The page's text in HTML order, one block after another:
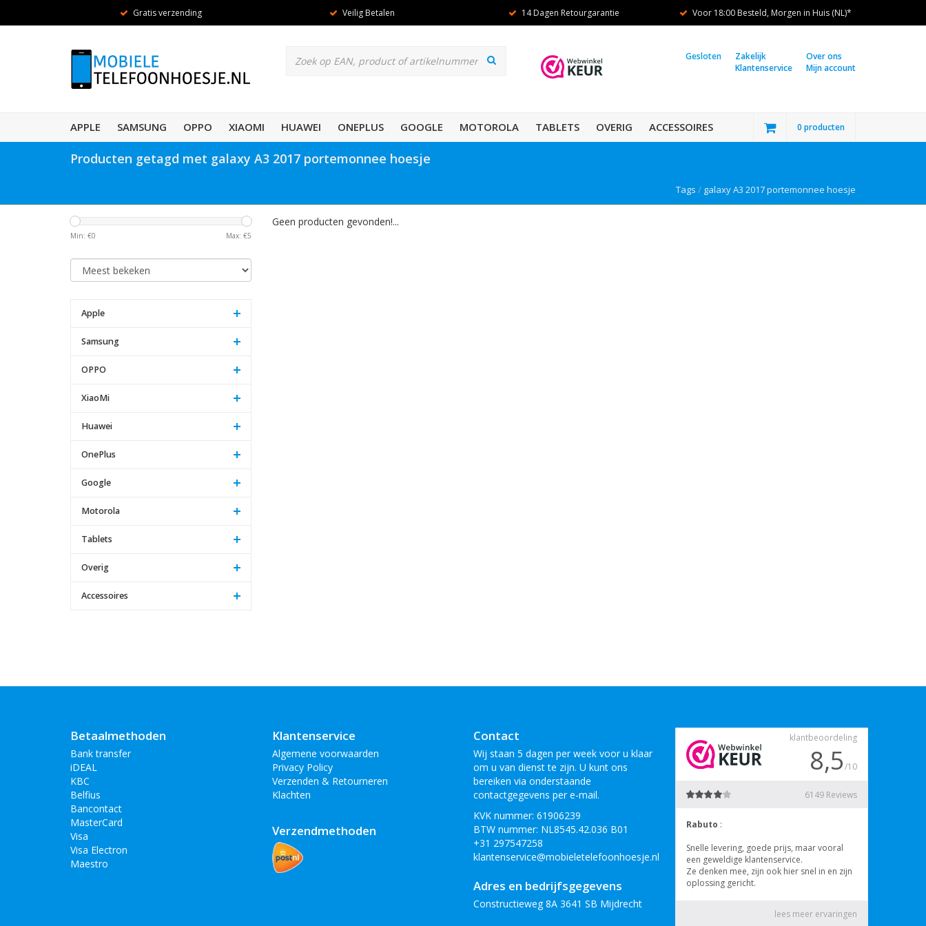
Gratis verzending Veilig Betalen 14 Dagen Retourgarantie Voor 18:00 Besteld, Morgen in Huis (NL)*
Over ons
Mijn account
Zakelijk
Klantenservice
Gesloten
APPLE SAMSUNG OPPO XIAOMI HUAWEI ONEPLUS GOOGLE MOTOROLA TABLETS OVERIG ACCESSOIRES 0 producten
Producten getagd met galaxy A3 2017 portemonnee hoesje
Tags / galaxy A3 2017 portemonnee hoesje
Min: €0 Max: €5
Apple
Samsung
OPPO
XiaoMi
Huawei
OnePlus
Google
Motorola
Tablets
Overig
Accessoires
Geen producten gevonden!...
Betaalmethoden
Bank transfer
iDEAL
KBC
Belfius
Bancontact
MasterCard
Visa
Visa Electron
Maestro
Klantenservice
Algemene voorwaarden
Privacy Policy
Verzenden & Retourneren
Klachten
Verzendmethoden
Contact
Wij staan 5 dagen per week voor u klaar
om u van dienst te zijn. U kunt ons
bereiken via onderstaande
contactgegevens per e-mail.
KVK nummer: 61906239
BTW nummer: NL8545.42.036 B01
+31 297547258
klantenservice@mobieletelefoonhoesje.nl
Adres en bedrijfsgegevens
Constructieweg 8A 3641 SB Mijdrecht